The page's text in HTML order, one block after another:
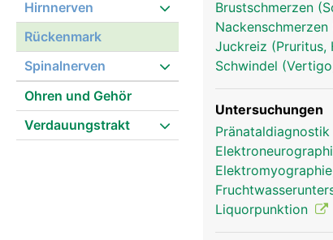
Hirnnerven
Rückenmark
Spinalnerven
Ohren und Gehör
Verdauungstrakt
rückenmark frau
Brustschmerzen
Juckreiz (Pruritus,
Schwindel
Untersuchungen
Pränataldiagnostik
Liquorpunktion